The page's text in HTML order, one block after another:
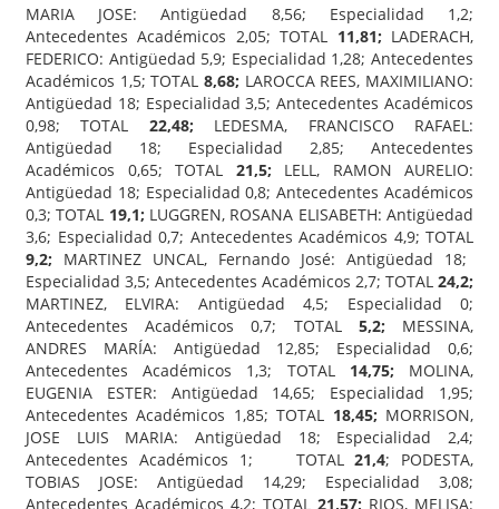
MARIA JOSE: Antigüedad 8,56; Especialidad 1,2;
Antecedentes Académicos 2,05; TOTAL 11,81; LADERACH,
FEDERICO: Antigüedad 5,9; Especialidad 1,28; Antecedentes
Académicos 1,5; TOTAL 8,68; LAROCCA REES, MAXIMILIANO:
Antigüedad 18; Especialidad 3,5; Antecedentes Académicos
0,98; TOTAL
22,48; LEDESMA, FRANCISCO RAFAEL:
Antigüedad 18; Especialidad 2,85; Antecedentes
Académicos 0,65; TOTAL 21,5; LELL, RAMON AURELIO:
Antigüedad 18; Especialidad 0,8; Antecedentes Académicos
0,3; TOTAL 19,1; LUGGREN, ROSANA ELISABETH: Antigüedad
3,6; Especialidad 0,7; Antecedentes Académicos 4,9; TOTAL
9,2; MARTINEZ UNCAL, Fernando José: Antigüedad 18;
Especialidad 3,5; Antecedentes Académicos 2,7; TOTAL 24,2;
MARTINEZ, ELVIRA: Antigüedad 4,5; Especialidad 0;
Antecedentes Académicos 0,7; TOTAL
5,2; MESSINA,
ANDRES MARÍA: Antigüedad 12,85; Especialidad 0,6;
Antecedentes Académicos 1,3; TOTAL 14,75; MOLINA,
EUGENIA ESTER: Antigüedad 14,65; Especialidad 1,95;
Antecedentes Académicos 1,85; TOTAL
18,45; MORRISON,
JOSE LUIS MARIA: Antigüedad 18; Especialidad 2,4;
Antecedentes Académicos 1; TOTAL21,4; PODESTA,
TOBIAS JOSE: Antigüedad 14,29; Especialidad 3,08;
Antecedentes Académicos 4,2; TOTAL 21,57; RIOS, MELISA: